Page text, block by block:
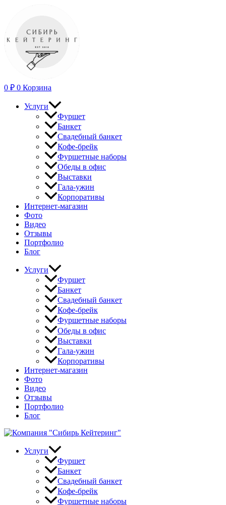
Перейти
0 ₽ 0 Корзина
Услуги
Фуршет
Банкет
Свадебный банкет
Кофе-брейк
Фуршетные наборы
Обеды в офис
Выставки
Гала-ужин
Корпоративы
Интернет-магазин
Фото
Видео
Отзывы
Портфолио
Блог
Услуги
Фуршет
Банкет
Свадебный банкет
Кофе-брейк
Фуршетные наборы
Обеды в офис
Выставки
Гала-ужин
Корпоративы
Интернет-магазин
Фото
Видео
Отзывы
Портфолио
Блог
Услуги
Фуршет
Банкет
Свадебный банкет
Кофе-брейк
Фуршетные наборы